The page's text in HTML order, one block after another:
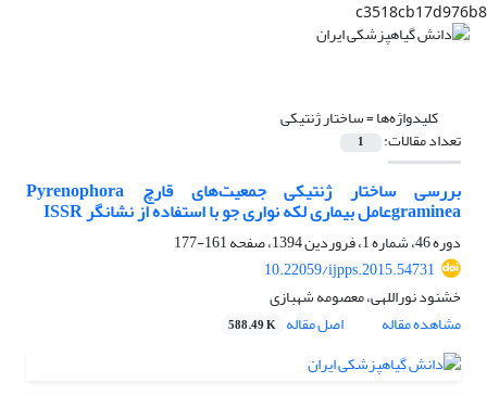
c3518cb17d976b8
کلیدواژه‌ها =ساختار ژنتیکی
تعداد مقالات: 1
بررسی ساختار ژنتیکی جمعیت‌های قارچ Pyrenophora
gramineaعامل بیماری لکه نواری جو با استفاده از نشانگر ISSR
دوره 46، شماره 1، فروردین 1394، صفحه
161-177
10.22059/ijpps.2015.54731
خشنود نوراللهی، معصومه شهبازی
مشاهده مقاله
اصل مقاله 588.49 K